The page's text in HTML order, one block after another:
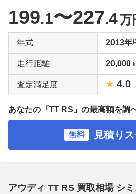
199.1〜227.4万
年式 2013年
走行距離 20,000
査定満足度 4.0
あなたの「TT RS」の最高額を調
無料 見積り
アウディ TT RS 買取相場 シ